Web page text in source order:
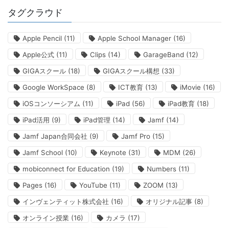
タグクラウド
Apple Pencil (11) Apple School Manager (16)
Apple公式 (11) Clips (14) GarageBand (12)
GIGAスクール (18) GIGAスクール構想 (33)
Google WorkSpace (8) ICT教育 (13) iMovie (16)
iOSコンソーシアム (11) iPad (56) iPad教育 (18)
iPad活用 (9) iPad管理 (14) Jamf (14)
Jamf Japan合同会社 (9) Jamf Pro (15)
Jamf School (10) Keynote (31) MDM (26)
mobiconnect for Education (19) Numbers (11)
Pages (16) YouTube (11) ZOOM (13)
インヴェンティット株式会社 (16) オリジナル記事 (8)
オンライン授業 (16) カメラ (17)